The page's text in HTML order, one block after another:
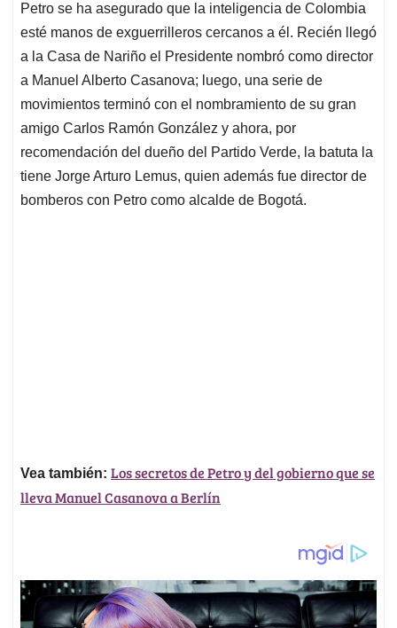
Petro se ha asegurado que la inteligencia de Colombia
esté manos de exguerrilleros cercanos a él. Recién llegó
a la Casa de Nariño el Presidente nombró como director
a Manuel Alberto Casanova; luego, una serie de
movimientos terminó con el nombramiento de su gran
amigo Carlos Ramón González y ahora, por
recomendación del dueño del Partido Verde, la batuta la
tiene Jorge Arturo Lemus, quien además fue director de
bomberos con Petro como alcalde de Bogotá.
Vea también: Los secretos de Petro y del gobierno que se
lleva Manuel Casanova a Berlín